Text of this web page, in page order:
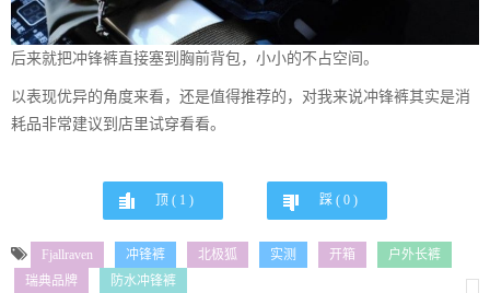
后来就把冲锋裤直接塞到胸前背包，小小的不占空间。
以表现优异的角度来看，还是值得推荐的，对我来说冲锋裤其实是消
耗品非常建议到店里试穿看看。
顶 ( 1 ) 踩 ( 0)
Fjallraven 冲锋裤 北极狐 实测 开箱
户外长裤
瑞典品牌
防水冲锋裤